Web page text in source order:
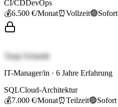
CI/CDDevOps
💰6.500 €/Monat⏰Vollzeit🟢Sofort
Tanja Schmidt
IT-Manager/in · 6 Jahre Erfahrung
SQLCloud-Architektur
💰7.000 €/Monat⏰Teilzeit🟢Sofort